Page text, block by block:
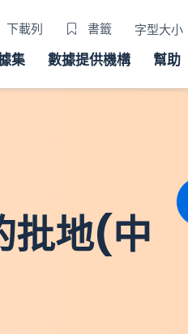
下載列 書籤 字型大小
集 數據提供機構 幫助
批地(中